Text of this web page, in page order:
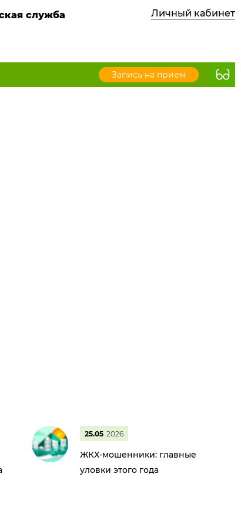
служба
Личный кабинет
Запись на прием
25.05 2026
ЖКХ-мошенники: главные
уловки этого года